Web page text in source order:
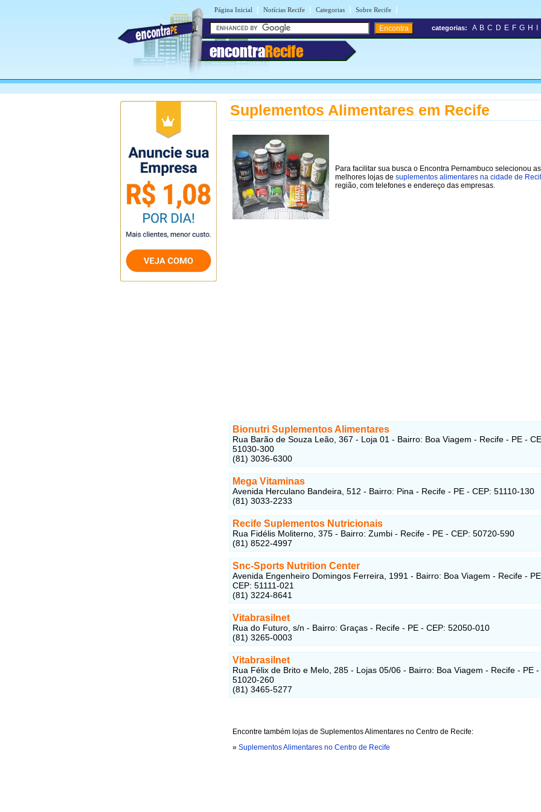
Página Inicial | Notícias Recife | Categorias | Sobre Recife |
encontraRecife
categorias: A B C D E F G H
Suplementos Alimentares em Recife
Para facilitar sua busca o Encontra Pernambuco selecionou as
melhores lojas de suplementos alimentares na cidade de
região, com telefones e endereço das empresas.
Bionutri Suplementos Alimentares
Rua Barão de Souza Leão, 367 - Loja 01 - Bairro: Boa Viagem - Recife - PE -
51030-300
(81) 3036-6300
Mega Vitaminas
Avenida Herculano Bandeira, 512 - Bairro: Pina - Recife - PE - CEP: 51110-130
(81) 3033-2233
Recife Suplementos Nutricionais
Rua Fidélis Moliterno, 375 - Bairro: Zumbi - Recife - PE - CEP: 50720-590
(81) 8522-4997
Snc-Sports Nutrition Center
Avenida Engenheiro Domingos Ferreira, 1991 - Bairro: Boa Viagem - Recife -
CEP: 51111-021
(81) 3224-8641
Vitabrasilnet
Rua do Futuro, s/n - Bairro: Graças - Recife - PE - CEP: 52050-010
(81) 3265-0003
Vitabrasilnet
Rua Félix de Brito e Melo, 285 - Lojas 05/06 - Bairro: Boa Viagem - Recife - PE -
51020-260
(81) 3465-5277
Encontre também lojas de Suplementos Alimentares no Centro de Recife:
» Suplementos Alimentares no Centro de Recife